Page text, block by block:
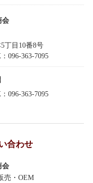
会
丁目10番8号
096-363-7095
096-363-7095
合わせ
会
売・OEM